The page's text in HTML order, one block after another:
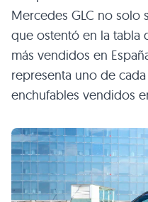
Mercedes GLC no solo
que ostentó en la tabla
más vendidos en
representa uno de
enchufables vendidos